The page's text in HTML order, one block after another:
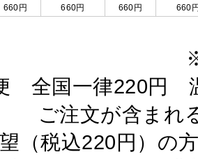
660円 660円 660円 660
全国一律220円
ご注文が含ま
（税込220円）の